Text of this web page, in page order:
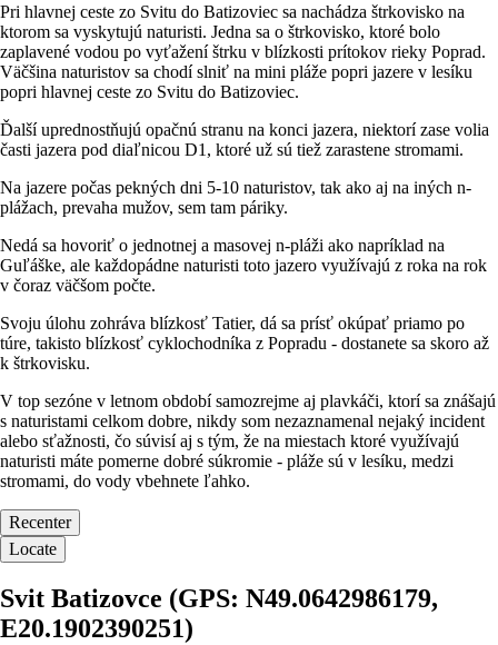
Pri hlavnej ceste zo Svitu do Batizoviec sa nachádza štrkovisko na
ktorom sa vyskytujú naturisti. Jedna sa o štrkovisko, ktoré bolo
zaplavené vodou po vyťažení štrku v blízkosti prítokov rieky Poprad.
Väčšina naturistov sa chodí slniť na mini pláže popri jazere v lesíku
popri hlavnej ceste zo Svitu do Batizoviec.
Ďalší uprednostňujú opačnú stranu na konci jazera, niektorí zase volia
časti jazera pod diaľnicou D1, ktoré už sú tiež zarastene stromami.
Na jazere počas pekných dni 5-10 naturistov, tak ako aj na iných n-
plážach, prevaha mužov, sem tam páriky.
Nedá sa hovoriť o jednotnej a masovej n-pláži ako napríklad na
Guľáške, ale každopádne naturisti toto jazero využívajú z roka na rok
v čoraz väčšom počte.
Svoju úlohu zohráva blízkosť Tatier, dá sa prísť okúpať priamo po
túre, takisto blízkosť cyklochodníka z Popradu - dostanete sa skoro až
k štrkovisku.
V top sezóne v letnom období samozrejme aj plavkáči, ktorí sa znášajú
s naturistami celkom dobre, nikdy som nezaznamenal nejaký incident
alebo sťažnosti, čo súvisí aj s tým, že na miestach ktoré využívajú
naturisti máte pomerne dobré súkromie - pláže sú v lesíku, medzi
stromami, do vody vbehnete ľahko.
Recenter
Locate
Svit Batizovce (GPS: N49.0642986179,
E20.1902390251)